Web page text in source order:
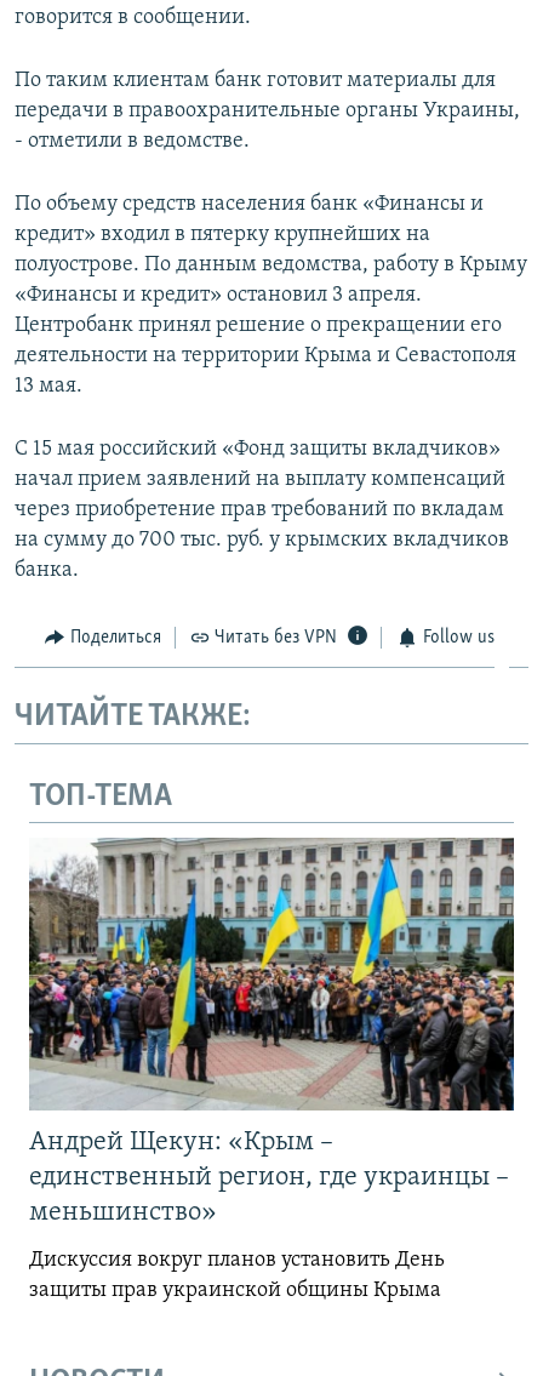
говорится в сообщении.
По таким клиентам банк готовит материалы для
передачи в правоохранительные органы Украины,
- отметили в ведомстве.
По объему средств населения банк «Финансы и
кредит» входил в пятерку крупнейших на
полуострове. По данным ведомства, работу в Крыму
«Финансы и кредит» остановил 3 апреля.
Центробанк принял решение о прекращении его
деятельности на территории Крыма и Севастополя
13 мая.
С 15 мая российский «Фонд защиты вкладчиков»
начал прием заявлений на выплату компенсаций
через приобретение прав требований по вкладам
на сумму до 700 тыс. руб. у крымских вкладчиков
банка.
Поделиться Читать без VPN Follow us
ЧИТАЙТЕ ТАКЖЕ:
ТОП-ТЕМА
Андрей Щекун: «Крым –
единственный регион, где украинцы –
меньшинство»
Дискуссия вокруг планов установить День
защиты прав украинской общины Крыма